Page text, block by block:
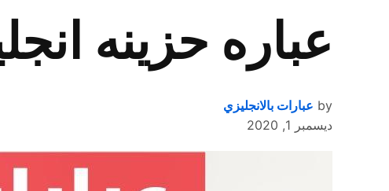
عباره حزينه
by عبارات بالانجليزي
ديسمبر 1, 2020